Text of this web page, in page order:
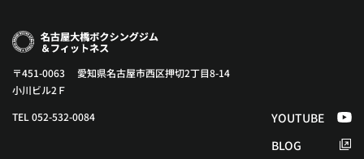
〒451-0063 愛知県名古屋市西区押切2丁目8-14
小川ビル2Ｆ
TEL 052-532-0084
YOUTUBE
BLOG